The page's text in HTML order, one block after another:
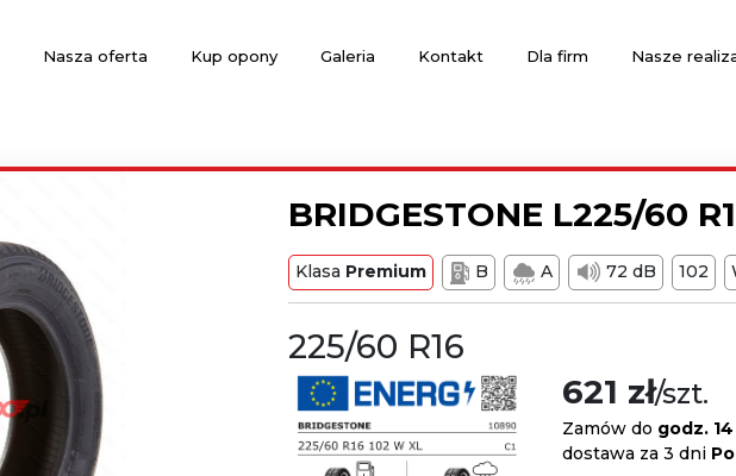
Nasza oferta Kup opony Galeria Kontakt Dla firm Nasze
BRIDGESTONE L225/60
Klasa Premium B A 72 dB 102
225/60 R16
621 zł/szt.
Zamów do godz. 14
dostawa za 3 dni